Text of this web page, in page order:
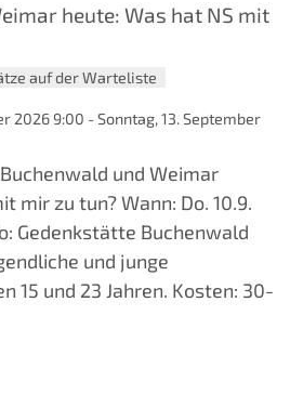
heute: Was hat NS mit
auf der Warteliste
2026 9:00 - Sonntag, 13. September
und Weimar
mir zu tun? Wann: Do. 10.9.
Gedenkstätte Buchenwald
und junge
15 und 23 Jahren. Kosten: 30-